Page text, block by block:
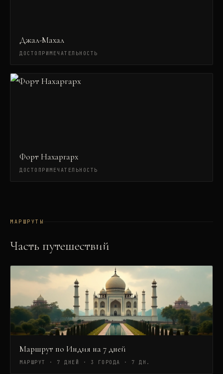
Джал-Махал
ДОСТОПРИМЕЧАТЕЛЬНОСТЬ
Форт Нахаргарх
ДОСТОПРИМЕЧАТЕЛЬНОСТЬ
МАРШРУТЫ
Часть путешествий
Маршрут по Индия на 7 дней
МАРШРУТ · 7 ДНЕЙ · 3 ГОРОДА · 7 ДН.